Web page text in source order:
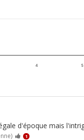
4 5
d'époque mais
1